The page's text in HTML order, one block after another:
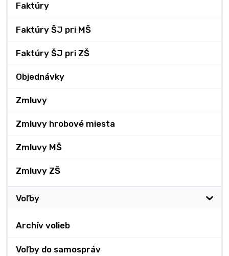
Faktúry
Faktúry ŠJ pri MŠ
Faktúry ŠJ pri ZŠ
Objednávky
Zmluvy
Zmluvy hrobové miesta
Zmluvy MŠ
Zmluvy ZŠ
Voľby
Archív volieb
Voľby do samospráv